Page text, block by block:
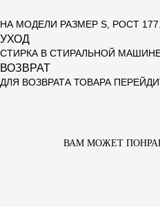
НА МОДЕЛИ РАЗМЕР S, РОСТ 177.
УХОД
СТИРКА В СТИРАЛЬНОЙ
ВОЗВРАТ
ДЛЯ ВОЗВРАТА ТОВАРА
ВАМ МОЖЕТ